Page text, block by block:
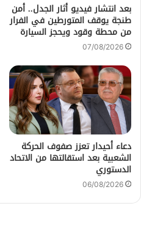
بعد انتشار فيديو أثار الجدل.. أمن
طنجة يوقف المتورطين في الفرار
من محطة وقود ويحجز السيارة
07/08/2026
دعاء أحيدار تعزز صفوف الحركة
الشعبية بعد استقالتها من الاتحاد
الدستوري
06/08/2026